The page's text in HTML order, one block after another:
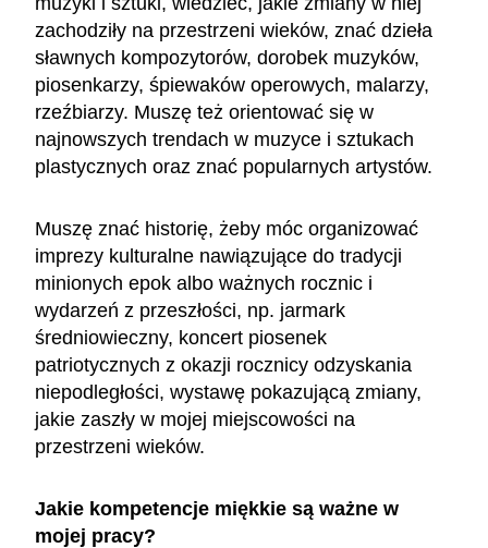
zachodziły na przestrzeni wieków, znać dzieła
sławnych kompozytorów, dorobek muzyków,
piosenkarzy, śpiewaków operowych, malarzy,
rzeźbiarzy. Muszę też orientować się w
najnowszych trendach w muzyce i sztukach
plastycznych oraz znać popularnych artystów.
Muszę znać historię, żeby móc organizować
imprezy kulturalne nawiązujące do tradycji
minionych epok albo ważnych rocznic i
wydarzeń z przeszłości, np. jarmark
średniowieczny, koncert piosenek
patriotycznych z okazji rocznicy odzyskania
niepodległości, wystawę pokazującą zmiany,
jakie zaszły w mojej miejscowości na
przestrzeni wieków.
Jakie kompetencje miękkie są ważne w
mojej pracy?